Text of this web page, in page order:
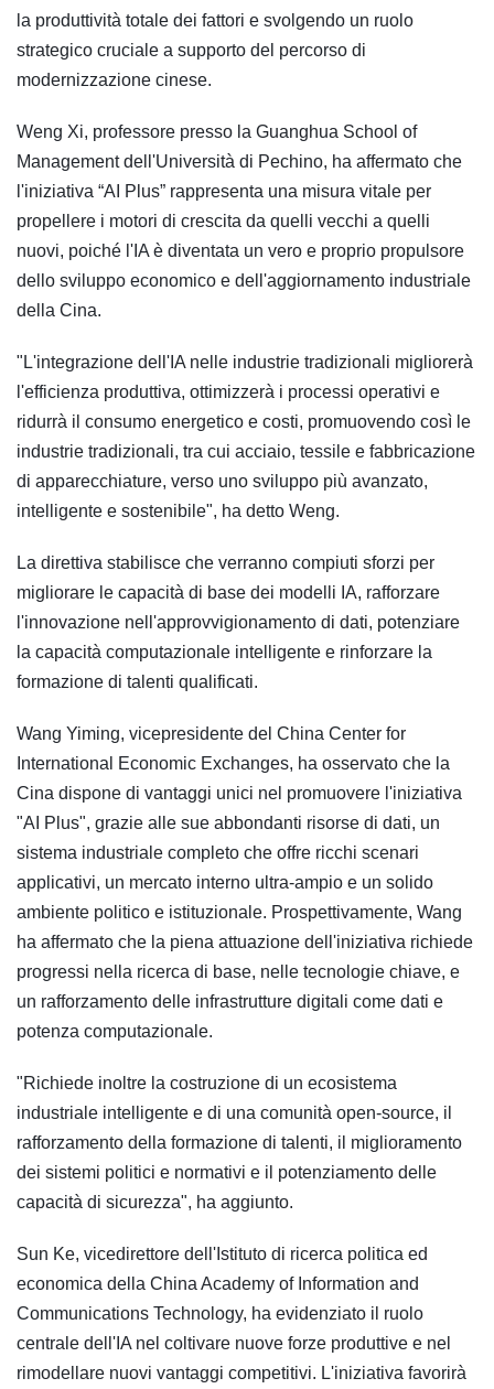
la produttività totale dei fattori e svolgendo un ruolo
strategico cruciale a supporto del percorso di
modernizzazione cinese.
Weng Xi, professore presso la Guanghua School of
Management dell'Università di Pechino, ha affermato che
l'iniziativa “AI Plus” rappresenta una misura vitale per
propellere i motori di crescita da quelli vecchi a quelli
nuovi, poiché l'IA è diventata un vero e proprio propulsore
dello sviluppo economico e dell'aggiornamento industriale
della Cina.
"L'integrazione dell'IA nelle industrie tradizionali migliorerà
l'efficienza produttiva, ottimizzerà i processi operativi e
ridurrà il consumo energetico e costi, promuovendo così le
industrie tradizionali, tra cui acciaio, tessile e fabbricazione
di apparecchiature, verso uno sviluppo più avanzato,
intelligente e sostenibile", ha detto Weng.
La direttiva stabilisce che verranno compiuti sforzi per
migliorare le capacità di base dei modelli IA, rafforzare
l'innovazione nell'approvvigionamento di dati, potenziare
la capacità computazionale intelligente e rinforzare la
formazione di talenti qualificati.
Wang Yiming, vicepresidente del China Center for
International Economic Exchanges, ha osservato che la
Cina dispone di vantaggi unici nel promuovere l'iniziativa
"AI Plus", grazie alle sue abbondanti risorse di dati, un
sistema industriale completo che offre ricchi scenari
applicativi, un mercato interno ultra-ampio e un solido
ambiente politico e istituzionale. Prospettivamente, Wang
ha affermato che la piena attuazione dell'iniziativa richiede
progressi nella ricerca di base, nelle tecnologie chiave, e
un rafforzamento delle infrastrutture digitali come dati e
potenza computazionale.
"Richiede inoltre la costruzione di un ecosistema
industriale intelligente e di una comunità open-source, il
rafforzamento della formazione di talenti, il miglioramento
dei sistemi politici e normativi e il potenziamento delle
capacità di sicurezza", ha aggiunto.
Sun Ke, vicedirettore dell'Istituto di ricerca politica ed
economica della China Academy of Information and
Communications Technology, ha evidenziato il ruolo
centrale dell'IA nel coltivare nuove forze produttive e nel
rimodellare nuovi vantaggi competitivi. L'iniziativa favorirà